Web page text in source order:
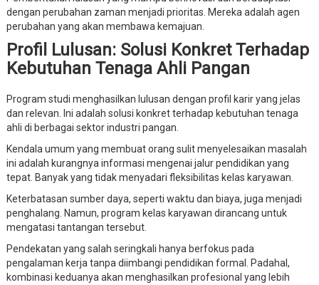
dengan perubahan zaman menjadi prioritas. Mereka adalah agen
perubahan yang akan membawa kemajuan.
Profil Lulusan: Solusi Konkret Terhadap
Kebutuhan Tenaga Ahli Pangan
Program studi menghasilkan lulusan dengan profil karir yang jelas
dan relevan. Ini adalah solusi konkret terhadap kebutuhan tenaga
ahli di berbagai sektor industri pangan.
Kendala umum yang membuat orang sulit menyelesaikan masalah
ini adalah kurangnya informasi mengenai jalur pendidikan yang
tepat. Banyak yang tidak menyadari fleksibilitas kelas karyawan.
Keterbatasan sumber daya, seperti waktu dan biaya, juga menjadi
penghalang. Namun, program kelas karyawan dirancang untuk
mengatasi tantangan tersebut.
Pendekatan yang salah seringkali hanya berfokus pada
pengalaman kerja tanpa diimbangi pendidikan formal. Padahal,
kombinasi keduanya akan menghasilkan profesional yang lebih